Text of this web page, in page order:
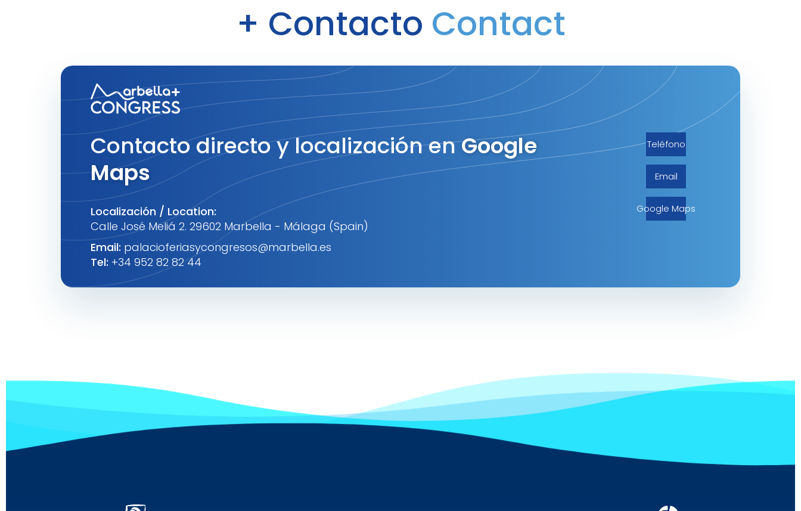
+ Contacto Contact
Contacto directo y localización enGoogle
Maps
Localización / Location:
Calle José Meliá 2. 29602 Marbella - Málaga (Spain)
Email: palacioferiasycongresos@marbella.es
Tel: +34 952 82 82 44
Teléfono
Email
Google Maps